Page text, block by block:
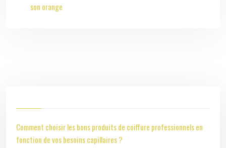
son orange
Comment choisir les bons produits de coiffure professionnels en
fonction de vos besoins capillaires ?